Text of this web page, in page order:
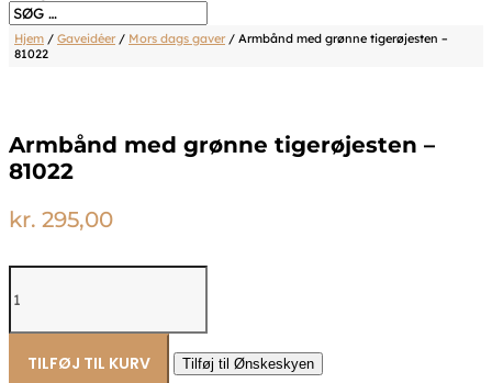
Hjem / Gaveidéer/ Mors dags gaver/ Armbånd med grønne tigerøjesten –
81022
Armbånd med grønne tigerøjesten –
81022
kr. 295,00
med
tigerøjesten
81022
TILFØJ TIL KURV Tilføj til Ønskeskyen